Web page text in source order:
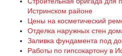
Истринском районе
Цены на косметический
Отделка наружных стен
Заливка фундамента под
Работы по гипсокартону в